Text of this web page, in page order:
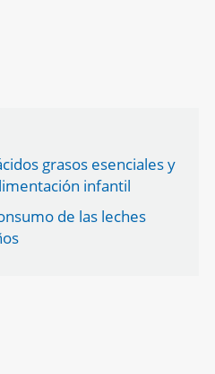
grasos esenciales y
infantil
de las leches